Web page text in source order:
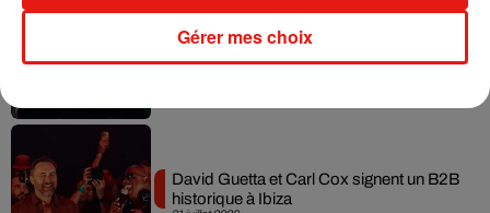
31 juillet 2026
Swedish House Mafia et Lykke Li
David Guetta et Carl Cox signent un B2B
historique à Ibiza
Gérer mes choix